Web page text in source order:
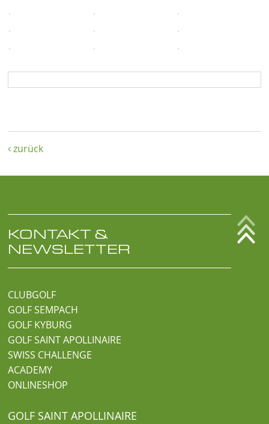
 zurück
KONTAKT &
NEWSLETTER
CLUBGOLF
GOLF SEMPACH
GOLF KYBURG
GOLF SAINT APOLLINAIRE
SWISS CHALLENGE
ACADEMY
ONLINESHOP
GOLF SAINT APOLLINAIRE